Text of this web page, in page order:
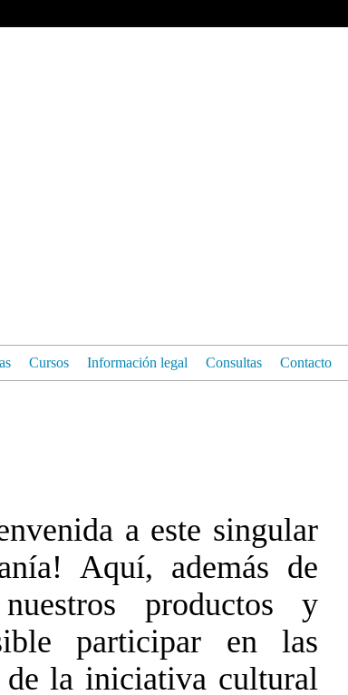
Cursos Información legal Consultas Contacto
a este singular
Aquí, además de
productos y
participar en las
de la iniciativa cultural